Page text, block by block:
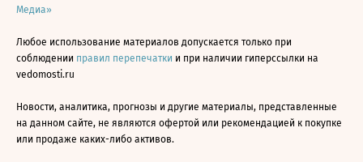
Медиа»
Любое использование материалов допускается только при
соблюдении правил перепечатки и при наличии гиперссылки на
vedomosti.ru
Новости, аналитика, прогнозы и другие материалы, представленные
на данном сайте, не являются офертой или рекомендацией к покупке
или продаже каких-либо активов.